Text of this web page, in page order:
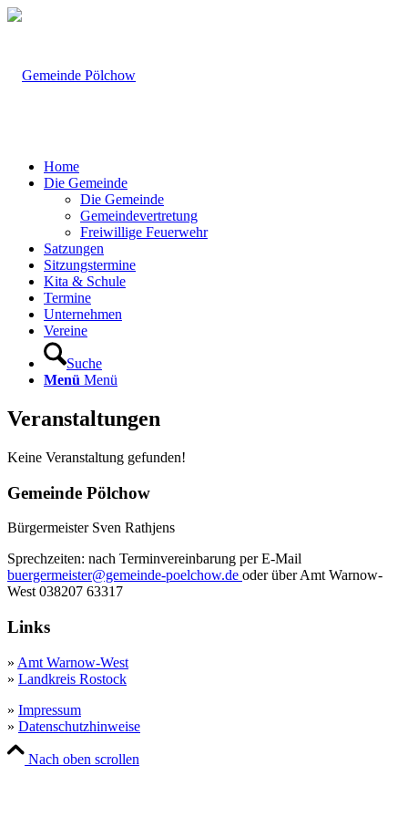
Home
Die Gemeinde
Die Gemeinde
Gemeindevertretung
Freiwillige Feuerwehr
Satzungen
Sitzungstermine
Kita & Schule
Termine
Unternehmen
Vereine
Suche
Menü Menü
Veranstaltungen
Keine Veranstaltung gefunden!
Gemeinde Pölchow
Bürgermeister Sven Rathjens
Sprechzeiten: nach Terminvereinbarung per E-Mail
buergermeister@gemeinde-poelchow.de oder über Amt Warnow-
West 038207 63317
Links
» Amt Warnow-West
» Landkreis Rostock
» Impressum
» Datenschutzhinweise
Nach oben scrollen